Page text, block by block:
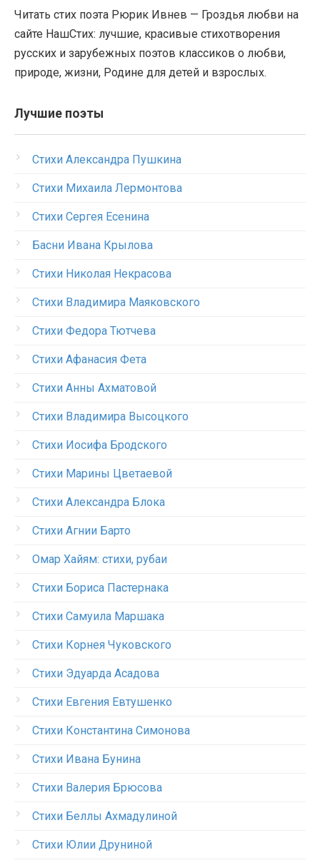
Читать стих поэта Рюрик Ивнев — Гроздья любви на
сайте НашСтих: лучшие, красивые стихотворения
русских и зарубежных поэтов классиков о любви,
природе, жизни, Родине для детей и взрослых.
Лучшие поэты
Стихи Александра Пушкина
Стихи Михаила Лермонтова
Стихи Сергея Есенина
Басни Ивана Крылова
Стихи Николая Некрасова
Стихи Владимира Маяковского
Стихи Федора Тютчева
Стихи Афанасия Фета
Стихи Анны Ахматовой
Стихи Владимира Высоцкого
Стихи Иосифа Бродского
Стихи Марины Цветаевой
Стихи Александра Блока
Стихи Агнии Барто
Омар Хайям: стихи, рубаи
Стихи Бориса Пастернака
Стихи Самуила Маршака
Стихи Корнея Чуковского
Стихи Эдуарда Асадова
Стихи Евгения Евтушенко
Стихи Константина Симонова
Стихи Ивана Бунина
Стихи Валерия Брюсова
Стихи Беллы Ахмадулиной
Стихи Юлии Друниной